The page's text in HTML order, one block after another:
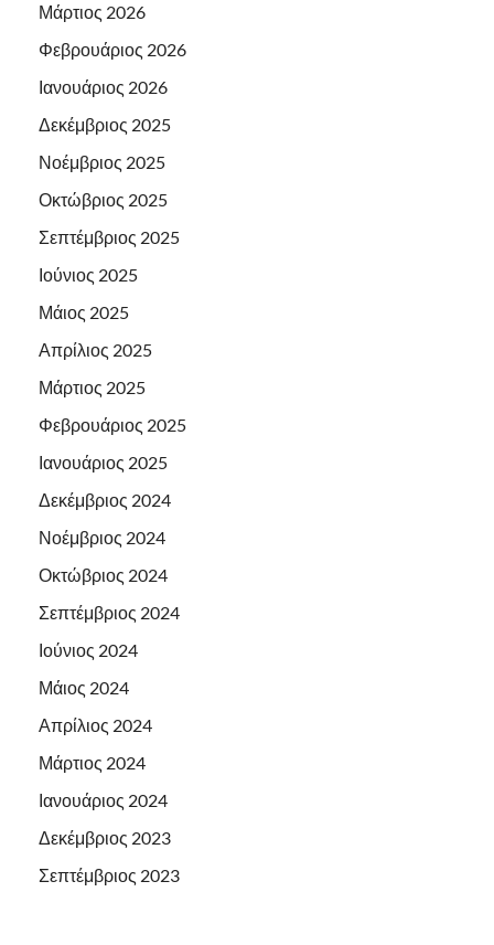
Μάρτιος 2026
Φεβρουάριος 2026
Ιανουάριος 2026
Δεκέμβριος 2025
Νοέμβριος 2025
Οκτώβριος 2025
Σεπτέμβριος 2025
Ιούνιος 2025
Μάιος 2025
Απρίλιος 2025
Μάρτιος 2025
Φεβρουάριος 2025
Ιανουάριος 2025
Δεκέμβριος 2024
Νοέμβριος 2024
Οκτώβριος 2024
Σεπτέμβριος 2024
Ιούνιος 2024
Μάιος 2024
Απρίλιος 2024
Μάρτιος 2024
Ιανουάριος 2024
Δεκέμβριος 2023
Σεπτέμβριος 2023